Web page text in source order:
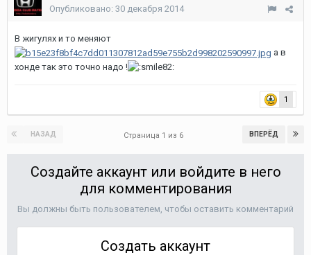
Опубликовано: 30 декабря 2014
В жигулях и то меняют
а в
хонде так это точно надо !
1
НАЗАД ВПЕРЁД
Страница 1 из 6
Создайте аккаунт или войдите в него
для комментирования
Вы должны быть пользователем, чтобы оставить комментарий
Создать аккаунт